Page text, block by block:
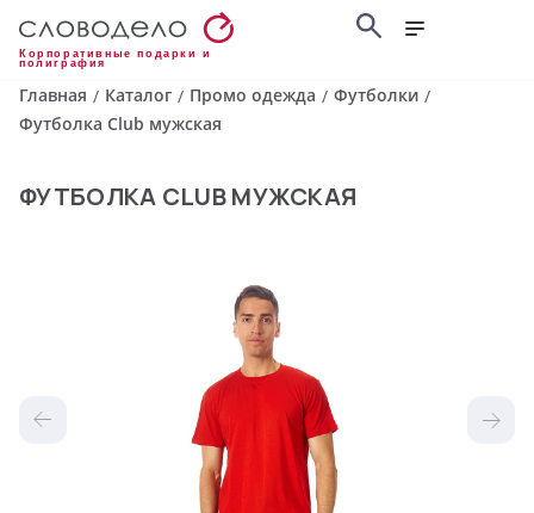
Корпоративные подарки и
полиграфия
Главная / Каталог / Промо одежда / Футболки /
Футболка Club мужская
ФУТБОЛКА CLUB МУЖСКАЯ